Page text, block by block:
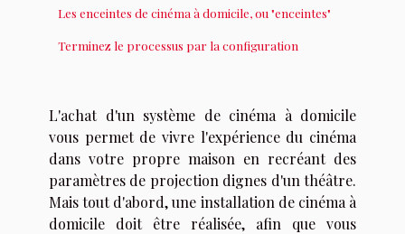
Les enceintes de cinéma à domicile, ou "enceintes"
Terminez le processus par la configuration
L'achat d'un système de cinéma à domicile
vous permet de vivre l'expérience du cinéma
dans votre propre maison en recréant des
paramètres de projection dignes d'un théâtre.
Mais tout d'abord, une installation de cinéma à
domicile doit être réalisée, afin que vous